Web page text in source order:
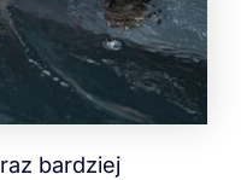
bardziej